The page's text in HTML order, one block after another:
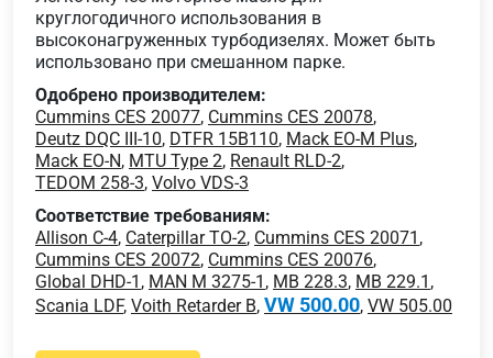
круглогодичного использования в
высоконагруженных турбодизелях. Может быть
использовано при смешанном парке.
Одобрено производителем:
Cummins CES 20077, Cummins CES 20078,
Deutz DQC III-10, DTFR 15B110, Mack EO-M Plus,
Mack EO-N, MTU Type 2, Renault RLD-2,
TEDOM 258-3, Volvo VDS-3
Соответствие требованиям:
Allison C-4, Caterpillar TO-2, Cummins CES 20071 ,
Cummins CES 20072, Cummins CES 20076,
Global DHD-1 , MAN M 3275-1 , MB 228.3, MB 229.1 ,
Scania LDF, Voith Retarder B, VW 500.00, VW 505.00